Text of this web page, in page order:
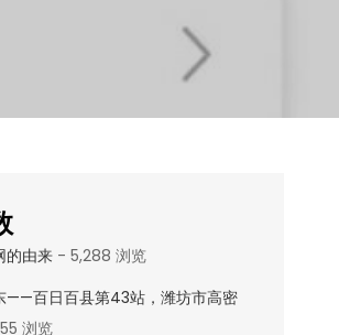
的由来- 5,288 浏览
——百日百县第43站，潍坊市高密
浏览